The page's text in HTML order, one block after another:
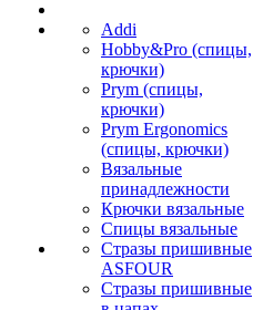
Addi
Hobby&Pro (спицы,
крючки)
Prym (спицы,
крючки)
Prym Ergonomics
(спицы, крючки)
Вязальные
принадлежности
Крючки вязальные
Спицы вязальные
Стразы пришивные
ASFOUR
Стразы пришивные